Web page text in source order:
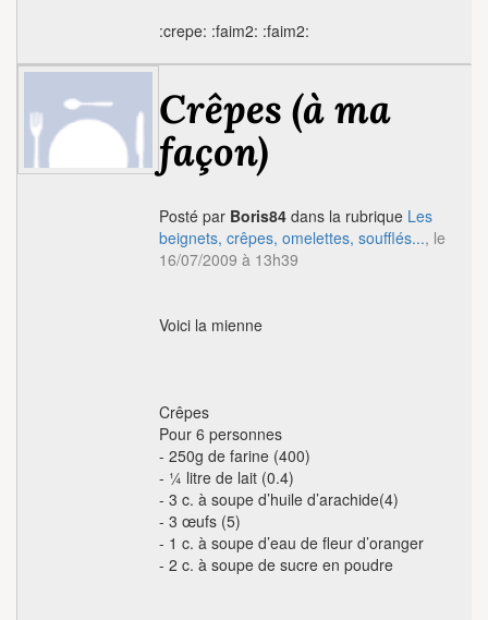
:crepe: :faim2: :faim2:
Crêpes (à ma
façon)
Posté par Boris84 dans la rubrique Les
beignets, crêpes, omelettes, soufflés..., le
16/07/2009 à 13h39
Voici la mienne
Crêpes
Pour 6 personnes
- 250g de farine (400)
- ¼ litre de lait (0.4)
- 3 c. à soupe d’huile d’arachide(4)
- 3 œufs (5)
- 1 c. à soupe d’eau de fleur d’oranger
- 2 c. à soupe de sucre en poudre